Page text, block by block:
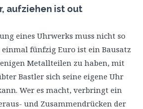
aufziehen ist out
eines Uhrwerks muss nicht so
fünfzig Euro ist ein Bausatz
Metallteilen zu haben, mit
Bastler sich seine eigene Uhr
Wer es macht, verbringt ein
und Zusammendrücken der